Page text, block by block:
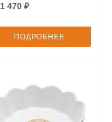
1 470 ₽
ПОДРОБНЕЕ